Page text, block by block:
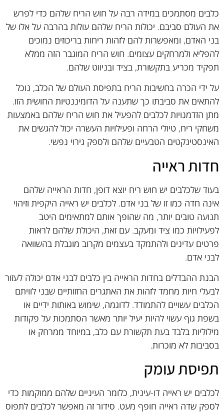
כלבים מסתמכים במידה רבה על חוש הריח שלהם כדי לפרש
את העולם סביבם. יכולות הריח שלהם עולות בהרבה על אלו של
בני האדם, ומאפשרות להם לזהות ריחות בריכוזים נמוכים
להפליא ולמרחקים עצומים. חוש הריח המוגבר הזה ממלא
תפקיד מכריע בתקשורת, בציד ובניווט שלהם.
על ידי הכרה בחשיבות הריח בתפיסת העולם של הכלב, נוכל
להתאים את סביבתו כך שתענה על הדומיננטיות החושית הזו.
מתן הזדמנויות לכלבים להפעיל את חוש הריח שלהם באמצעות
משחקי ריח, טיולי הרחה ופעילויות העשרה יכול להגשים את
האינסטינקטים הטבעיים שלהם ולספק גירוי נפשי.
חדות ראייה
בעוד שלכלבים יש חוש ריח יוצא דופן, חדות הראייה שלהם
אינה חדה כמו זו של בני אדם. לכלבים יש ראייה היקפית וזיהוי
תנועה טובים יותר, מה שהופך אותם למתאימים היטב
לפעילויות כמו ציד ומעקב. עם זאת, היכולת שלהם לראות
פרטים עדינים ולהתמקד בעצמים מקרוב מוגבלת בהשוואה
לבני אדם.
הבנת ההבדלים בחדות הראייה בין כלבים לבני אדם יכולה לעזור
לבעלי חיות מחמד לזהות את האתגרים החזותיים שבני לוויתם
הכלבים עשויים להתמודד. לדוגמה, שימוש באותות ידיים או
בשפת גוף עשוי להיות יעיל יותר מאשר הסתמכות על פקודות
מילוליות בלבד בעת תקשורת עם כלב, במיוחד ממרחק או
בסביבות לא מוכרות.
תפיסת עומק
לכלבים יש ראייה דו-עינית, כלומר העיניים שלהם ממוקמות כדי
לספק שדה ראייה חופף מעט. סידור זה מאפשר לכלבים לתפוס